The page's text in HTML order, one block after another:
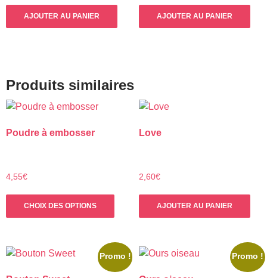
AJOUTER AU PANIER AJOUTER AU PANIER
Produits similaires
Poudre à embosser
4,55€
CHOIX DES OPTIONS
Ce
variations.
Les
Love
2,60€
AJOUTER AU PANIER
Promo ! Promo !